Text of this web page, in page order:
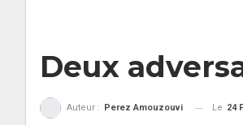
Deux
Auteur : Perez Amouzouvi Le 24